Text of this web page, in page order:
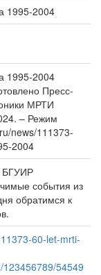
1995-2004
1995-2004
Пресс-
МРТИ
– Режим
news/111373-
2004
БГУИР
события из
обратимся к
60-let-mrti-
54549